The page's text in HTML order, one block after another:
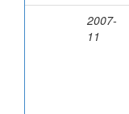
2007-
11